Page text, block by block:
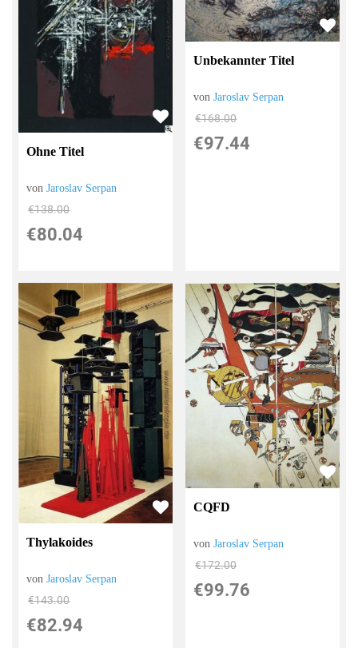
Ohne Titel
vonJaroslav Serpan
€138.00
€80.04
Unbekannter Titel
vonJaroslav Serpan
€168.00
€97.44
Thylakoides
vonJaroslav Serpan
€143.00
€82.94
CQFD
vonJaroslav Serpan
€172.00
€99.76